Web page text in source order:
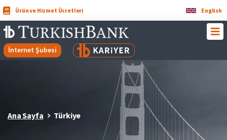
English
Ürün ve Hizmet Ücretleri
İnternet Şubesi
Ana Sayfa Türkiye